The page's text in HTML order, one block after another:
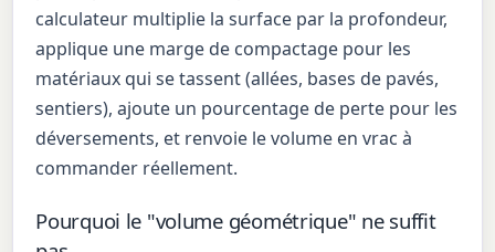
calculateur multiplie la surface par la profondeur,
applique une marge de compactage pour les
matériaux qui se tassent (allées, bases de pavés,
sentiers), ajoute un pourcentage de perte pour les
déversements, et renvoie le volume en vrac à
commander réellement.
Pourquoi le "volume géométrique" ne suffit